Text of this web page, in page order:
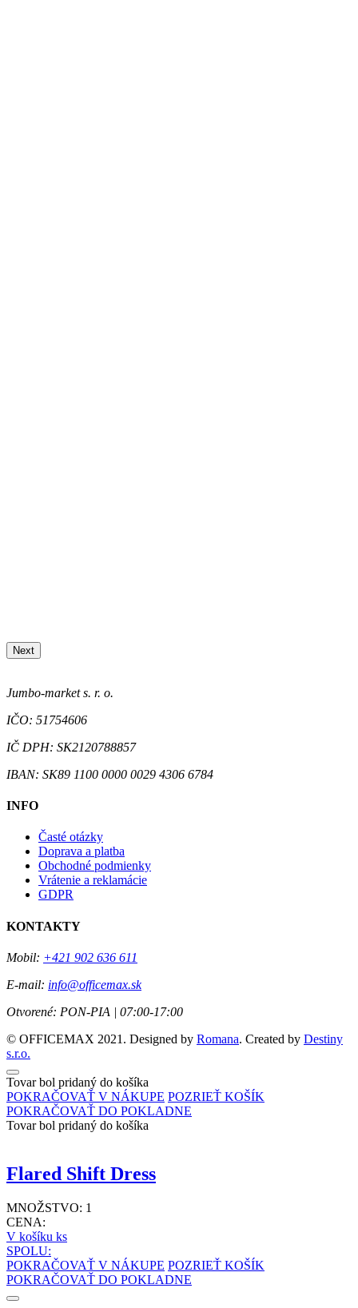
Next
Jumbo-market s. r. o.
IČO: 51754606
IČ DPH: SK2120788857
IBAN: SK89 1100 0000 0029 4306 6784
INFO
Časté otázky
Doprava a platba
Obchodné podmienky
Vrátenie a reklamácie
GDPR
KONTAKTY
Mobil: +421 902 636 611
E-mail: info@officemax.sk
Otvorené: PON-PIA | 07:00-17:00
© OFFICEMAX 2021. Designed by Romana. Created by Destiny
s.r.o.
Tovar bol pridaný do košíka
POKRAČOVAŤ V NÁKUPE POZRIEŤ KOŠÍK
POKRAČOVAŤ DO POKLADNE
Tovar bol pridaný do košíka
Flared Shift Dress
MNOŽSTVO: 1
CENA:
V košíku ks
SPOLU:
POKRAČOVAŤ V NÁKUPE POZRIEŤ KOŠÍK
POKRAČOVAŤ DO POKLADNE